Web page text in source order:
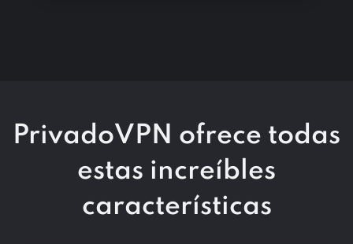
PrivadoVPN ofrece todas
estas increíbles
características